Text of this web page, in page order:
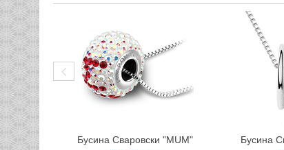
Бусина Сваровски "MUM" Бусина